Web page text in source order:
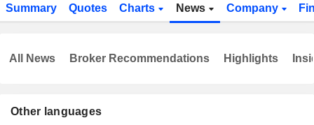
Summary Quotes Charts News Company
Other languages
All News Broker Recommendations Highlights